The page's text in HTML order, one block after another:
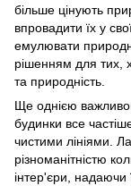
більше цінують
впровадити їх у
емулювати
рішенням для тих,
та природність.
Ще однією
будинки все
чистими лініями.
різноманітністю
інтер'єри, надаючи